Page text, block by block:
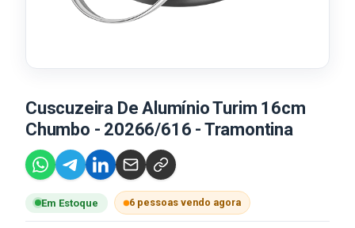
Cuscuzeira De Alumínio Turim 16cm
Chumbo - 20266/616 - Tramontina
Em Estoque 6 pessoas vendo agora